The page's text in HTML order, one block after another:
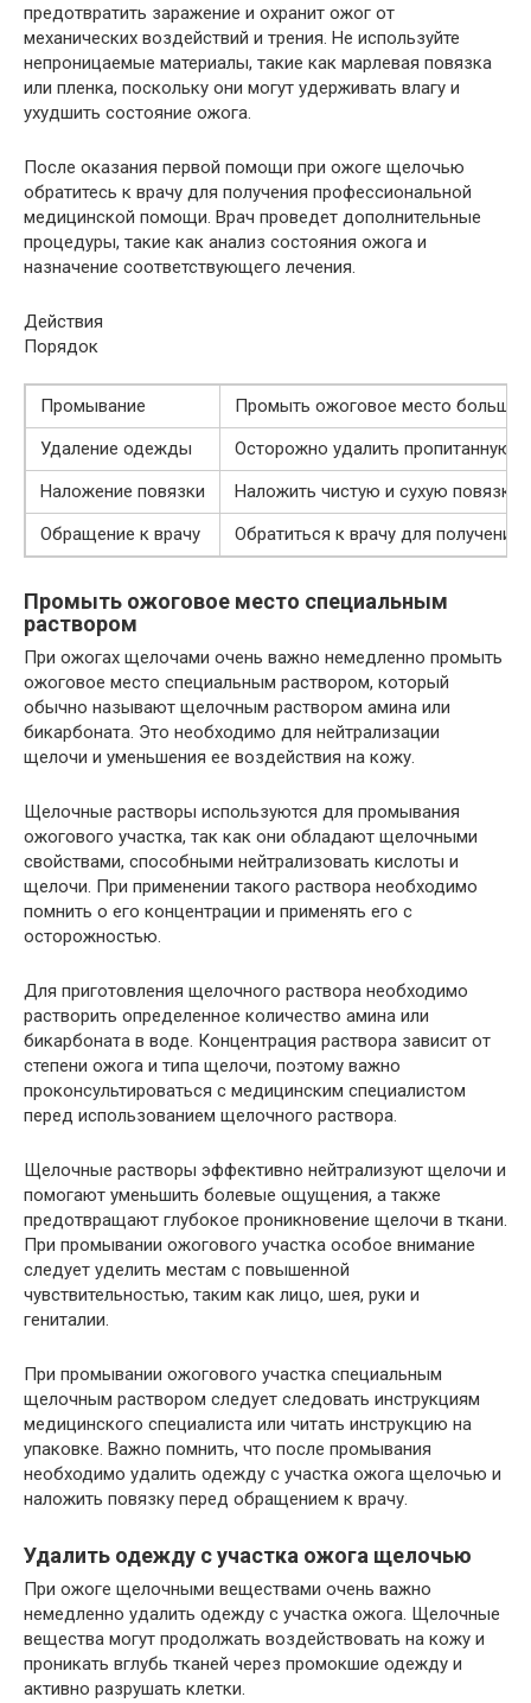
предотвратить заражение и охранит ожог от
механических воздействий и трения. Не используйте
непроницаемые материалы, такие как марлевая повязка
или пленка, поскольку они могут удерживать влагу и
ухудшить состояние ожога.
После оказания первой помощи при ожоге щелочью
обратитесь к врачу для получения профессиональной
медицинской помощи. Врач проведет дополнительные
процедуры, такие как анализ состояния ожога и
назначение соответствующего лечения.
Действия
Порядок
Промывание
Промыть ожоговое место
Удаление одежды
Осторожно удалить пропитанную
Наложение повязки
Наложить чистую и сухую
Обращение к врачу
Обратиться к врачу для
Промыть ожоговое место специальным
раствором
При ожогах щелочами очень важно немедленно промыть
ожоговое место специальным раствором, который
обычно называют щелочным раствором амина или
бикарбоната. Это необходимо для нейтрализации
щелочи и уменьшения ее воздействия на кожу.
Щелочные растворы используются для промывания
ожогового участка, так как они обладают щелочными
свойствами, способными нейтрализовать кислоты и
щелочи. При применении такого раствора необходимо
помнить о его концентрации и применять его с
осторожностью.
Для приготовления щелочного раствора необходимо
растворить определенное количество амина или
бикарбоната в воде. Концентрация раствора зависит от
степени ожога и типа щелочи, поэтому важно
проконсультироваться с медицинским специалистом
перед использованием щелочного раствора.
Щелочные растворы эффективно нейтрализуют щелочи и
помогают уменьшить болевые ощущения, а также
предотвращают глубокое проникновение щелочи в ткани.
При промывании ожогового участка особое внимание
следует уделить местам с повышенной
чувствительностью, таким как лицо, шея, руки и
гениталии.
При промывании ожогового участка специальным
щелочным раствором следует следовать инструкциям
медицинского специалиста или читать инструкцию на
упаковке. Важно помнить, что после промывания
необходимо удалить одежду с участка ожога щелочью и
наложить повязку перед обращением к врачу.
Удалить одежду с участка ожога щелочью
При ожоге щелочными веществами очень важно
немедленно удалить одежду с участка ожога. Щелочные
вещества могут продолжать воздействовать на кожу и
проникать вглубь тканей через промокшие одежду и
активно разрушать клетки.